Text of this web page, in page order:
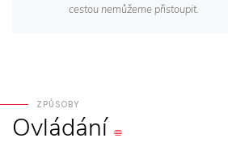
cestou nemůžeme přistoupit.
ZPŮSOBY
Ovládání